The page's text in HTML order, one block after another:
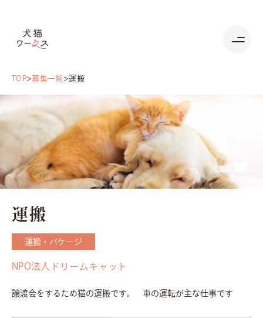
TOP 募集一覧 運搬
運搬
運搬・バケージ
NPO法人ドリームキャット
譲渡会をするため猫の運搬です。 車の運転が主な仕事です